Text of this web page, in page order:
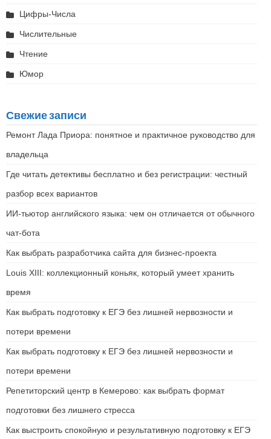
Цифры-Числа
Числительные
Чтение
Юмор
Свежие записи
Ремонт Лада Приора: понятное и практичное руководство для
владельца
Где читать детективы бесплатно и без регистрации: честный
разбор всех вариантов
ИИ-тьютор английского языка: чем он отличается от обычного
чат-бота
Как выбрать разработчика сайта для бизнес-проекта
Louis XIII: коллекционный коньяк, который умеет хранить
время
Как выбрать подготовку к ЕГЭ без лишней нервозности и
потери времени
Как выбрать подготовку к ЕГЭ без лишней нервозности и
потери времени
Репетиторский центр в Кемерово: как выбрать формат
подготовки без лишнего стресса
Как выстроить спокойную и результативную подготовку к ЕГЭ